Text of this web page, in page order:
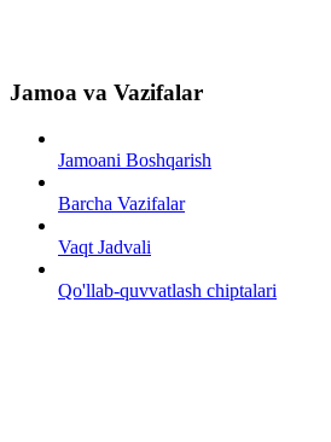
Jamoa va Vazifalar
Jamoani Boshqarish
Barcha Vazifalar
Vaqt Jadvali
Qo'llab-quvvatlash chiptalari